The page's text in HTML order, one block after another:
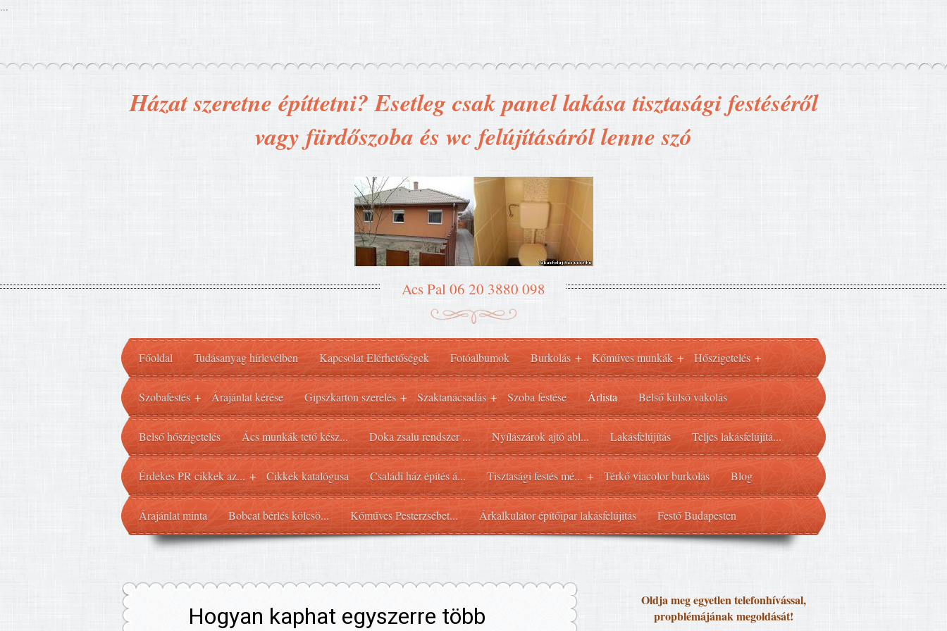
...
Házat szeretne építtetni? Esetleg csak panel lakása tisztasági festéséről
vagy fürdőszoba és wc felújításáról lenne szó
Acs Pal 06 20 3880 098
Főoldal Tudásanyag hírlevélben Kapcsolat Elérhetőségek Fotóalbumok Burkolás + Kőműves munkák + Hőszigetelés +
Szobafestés + Árajánlat kérése Gipszkarton szerelés + Szaktanácsadás + Szoba festése Árlista Belső külső vakolás
Belső hőszigetelés Ács munkák tető kész... Doka zsalu rendszer ... Nyílászárok ajtó abl... Lakásfelújítás Teljes lakásfelújítá...
Érdekes PR cikkek az... + Cikkek katalógusa Családi ház építés á... Tisztasági festés mé... + Térkő viacolor burkolás Blog
Árajánlat minta Bobcat bérlés kölcsö... Kőműves Pesterzsébet... Árkalkulátor építőipar lakásfelújítás Festő Budapesten
Oldja meg egyetlen telefonhívással,
propblémájának megoldását!